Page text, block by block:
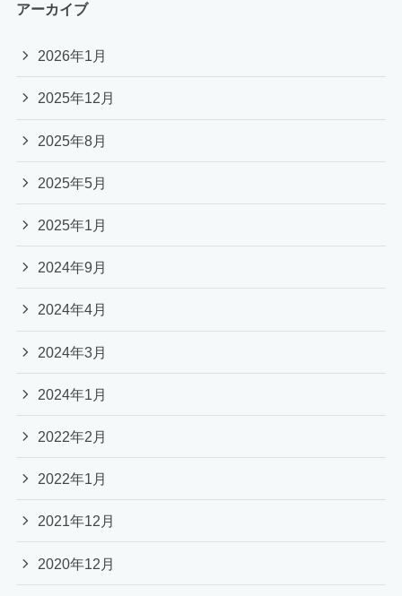
アーカイブ
2026年1月
2025年12月
2025年8月
2025年5月
2025年1月
2024年9月
2024年4月
2024年3月
2024年1月
2022年2月
2022年1月
2021年12月
2020年12月